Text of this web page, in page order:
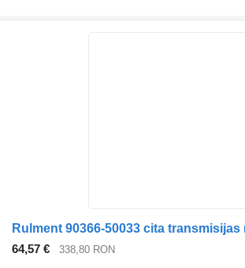
64,57 € 338,80 RON